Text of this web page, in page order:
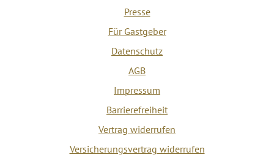
Presse
Für Gastgeber
Datenschutz
AGB
Impressum
Barrierefreiheit
Vertrag widerrufen
Versicherungsvertrag widerrufen